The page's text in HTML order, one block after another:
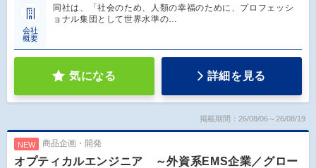
会社
概要
同社は、「社会のため、人類の幸福のために、プロフェッシ
ョナル集団として世界水準の…
気になる 詳細を見る
掲載期間：26/08/06～26/08/19
NEW 商品企画・開発
オプティカルエンジニア ～外資系EMS企業／グロー